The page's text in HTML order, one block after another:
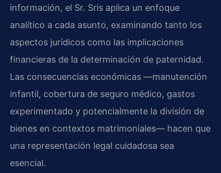
información, el Sr. Sris aplica un enfoque
analítico a cada asunto, examinando tanto los
aspectos jurídicos como las implicaciones
financieras de la determinación de paternidad.
Las consecuencias económicas —manutención
infantil, cobertura de seguro médico, gastos
experimentado y potencialmente la división de
bienes en contextos matrimoniales— hacen que
una representación legal cuidadosa sea
esencial.